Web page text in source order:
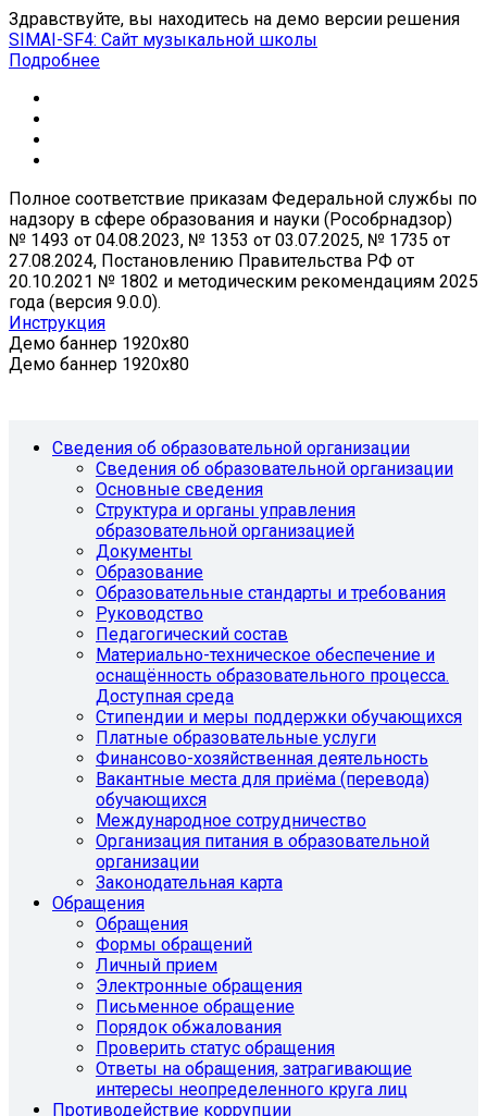
Здравствуйте, вы находитесь на демо версии решения
SIMAI-SF4: Сайт музыкальной школы
Подробнее
Полное соответствие приказам Федеральной службы по
надзору в сфере образования и науки (Рособрнадзор)
№ 1493 от 04.08.2023, № 1353 от 03.07.2025, № 1735 от
27.08.2024, Постановлению Правительства РФ от
20.10.2021 № 1802 и методическим рекомендациям 2025
года (версия 9.0.0).
Инструкция
Демо баннер 1920x80
Демо баннер 1920x80
Сведения об образовательной организации
Сведения об образовательной организации
Основные сведения
Структура и органы управления
образовательной организацией
Документы
Образование
Образовательные стандарты и требования
Руководство
Педагогический состав
Материально-техническое обеспечение и
оснащённость образовательного процесса.
Доступная среда
Стипендии и меры поддержки обучающихся
Платные образовательные услуги
Финансово-хозяйственная деятельность
Вакантные места для приёма (перевода)
обучающихся
Международное сотрудничество
Организация питания в образовательной
организации
Законодательная карта
Обращения
Обращения
Формы обращений
Личный прием
Электронные обращения
Письменное обращение
Порядок обжалования
Проверить статус обращения
Ответы на обращения, затрагивающие
интересы неопределенного круга лиц
Противодействие коррупции